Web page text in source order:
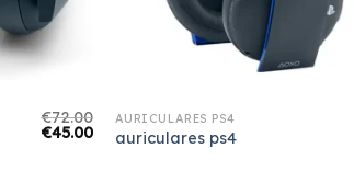
€72.00
€45.00
AURICULARES PS4
auriculares ps4